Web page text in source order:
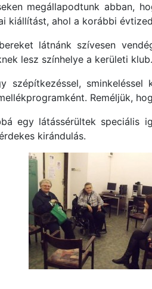
megállapodtunk abban,
kiállítást, ahol a korábbi
látnánk szívesen
lesz színhelye a kerületi klub.
szépítkezéssel,
Reméljük,
egy látássérültek speciális
kirándulás.